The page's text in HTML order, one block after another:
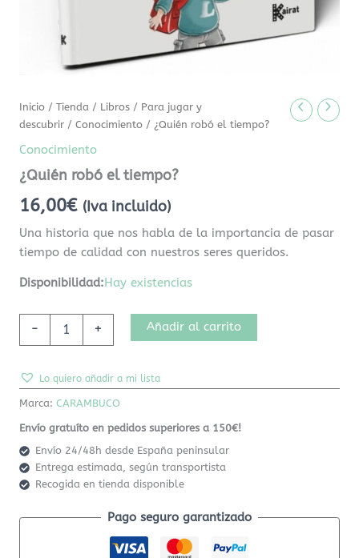
Inicio /Tienda / Libros / Para jugar y
descubrir /Conocimiento / ¿Quién robó el tiempo?
Conocimiento
¿Quién robó el tiempo?
16,00€ (Iva incluido)
Una historia que nos habla de la importancia de pasar
tiempo de calidad con nuestros seres queridos.
Disponibilidad:Hay existencias
- + Añadir al carrito
Lo quiero añadir a mi lista
Marca:CARAMBUCO
Envío gratuíto en pedidos superiores a 150€!
Envío 24/48h desde España peninsular
Entrega estimada, según transportista
Recogida en tienda disponible
Pago seguro garantizado